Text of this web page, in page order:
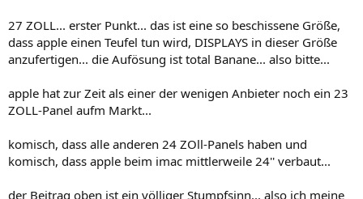
27 ZOLL... erster Punkt... das ist eine so beschissene Größe,
dass apple einen Teufel tun wird, DISPLAYS in dieser Größe
anzufertigen... die Aufösung ist total Banane... also bitte...
apple hat zur Zeit als einer der wenigen Anbieter noch ein 23
ZOLL-Panel aufm Markt...
komisch, dass alle anderen 24 ZOll-Panels haben und
komisch, dass apple beim imac mittlerweile 24'' verbaut...
der Beitrag oben ist ein völliger Stumpfsinn... also ich meine